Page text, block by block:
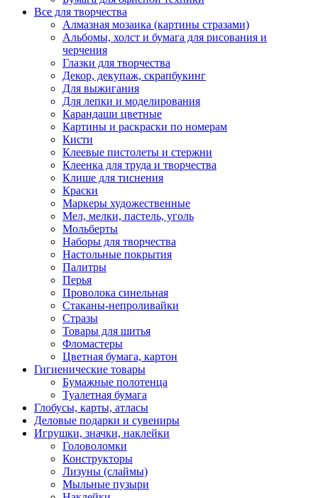
Все для творчества
Алмазная мозаика (картины стразами)
Альбомы, холст и бумага для рисования и
черчения
Глазки для творчества
Декор, декупаж, скрапбукинг
Для выжигания
Для лепки и моделирования
Карандаши цветные
Картины и раскраски по номерам
Кисти
Клеевые пистолеты и стержни
Клеенка для труда и творчества
Клише для тиснения
Краски
Маркеры художественные
Мел, мелки, пастель, уголь
Мольберты
Наборы для творчества
Настольные покрытия
Палитры
Перья
Проволока синельная
Стаканы-непроливайки
Стразы
Товары для шитья
Фломастеры
Цветная бумага, картон
Гигиенические товары
Бумажные полотенца
Туалетная бумага
Глобусы, карты, атласы
Деловые подарки и сувениры
Игрушки, значки, наклейки
Головоломки
Конструкторы
Лизуны (слаймы)
Мыльные пузыри